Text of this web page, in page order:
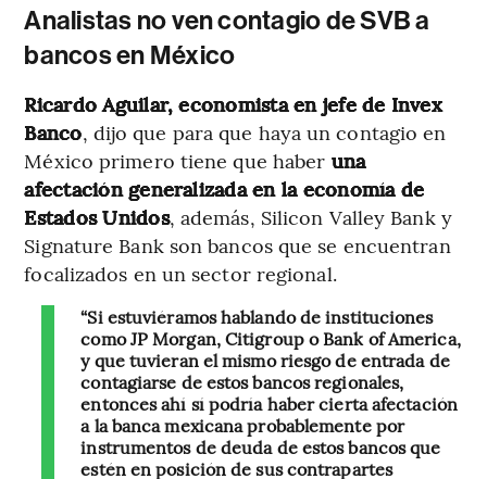
Analistas no ven contagio de SVB a
bancos en México
Ricardo Aguilar, economista en jefe de Invex
Banco, dijo que para que haya un contagio en
México primero tiene que haber una
afectación generalizada en la economía de
Estados Unidos, además, Silicon Valley Bank y
Signature Bank son bancos que se encuentran
focalizados en un sector regional.
“Si estuviéramos hablando de instituciones
como JP Morgan, Citigroup o Bank of America,
y que tuvieran el mismo riesgo de entrada de
contagiarse de estos bancos regionales,
entonces ahí sí podría haber cierta afectación
a la banca mexicana probablemente por
instrumentos de deuda de estos bancos que
estén en posición de sus contrapartes